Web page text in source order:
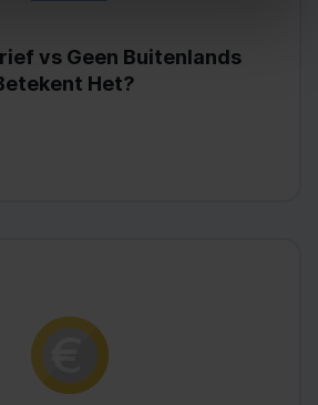
vs Geen Buitenlands
Het?